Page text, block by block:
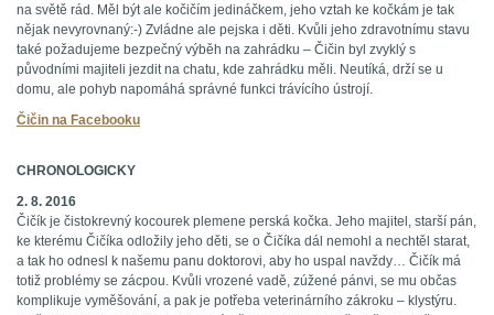
na světě rád. Měl být ale kočičím jedináčkem, jeho vztah ke kočkám je tak
nějak nevyrovnaný:-) Zvládne ale pejska i děti. Kvůli jeho zdravotnímu stavu
také požadujeme bezpečný výběh na zahrádku – Čičin byl zvyklý s
původními majiteli jezdit na chatu, kde zahrádku měli. Neutíká, drží se u
domu, ale pohyb napomáhá správné funkci trávícího ústrojí.
Čičin na Facebooku
CHRONOLOGICKY
2. 8. 2016
Čičík je čistokrevný kocourek plemene perská kočka. Jeho majitel, starší pán,
ke kterému Čičíka odložily jeho děti, se o Čičíka dál nemohl a nechtěl starat,
a tak ho odnesl k našemu panu doktorovi, aby ho uspal navždy… Čičík má
totiž problémy se zácpou. Kvůli vrozené vadě, zúžené pánvi, se mu občas
komplikuje vyměšování, a pak je potřeba veterinárního zákroku – klystýru.